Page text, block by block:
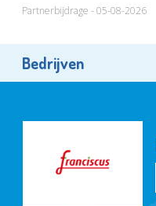
Partnerbijdrage - 05-08-2026
Bedrijven